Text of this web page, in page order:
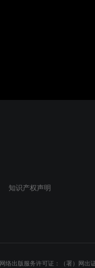
知识产权声明
网络出版服务许可证：（署）网出